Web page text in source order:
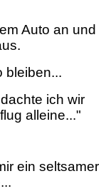
Auto an und
bleiben...
ich wir
alleine..."
ein seltsamer